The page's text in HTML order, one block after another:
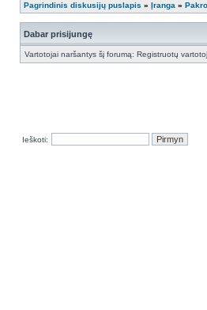
Pagrindinis diskusijų puslapis » Įranga »
Dabar prisijungę
Vartotojai naršantys šį forumą: Registruotų
Ieškoti: